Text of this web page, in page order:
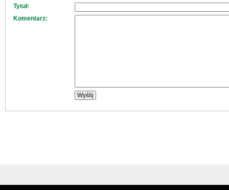
Tytuł:
Komentarz: